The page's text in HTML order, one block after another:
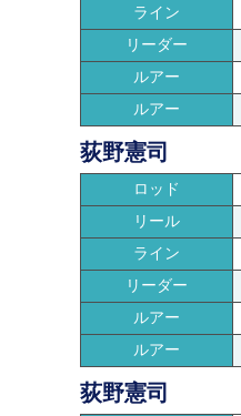
ライン
リーダー
ルアー
ルアー
荻野憲司
ロッド
リール
ライン
リーダー
ルアー
ルアー
荻野憲司